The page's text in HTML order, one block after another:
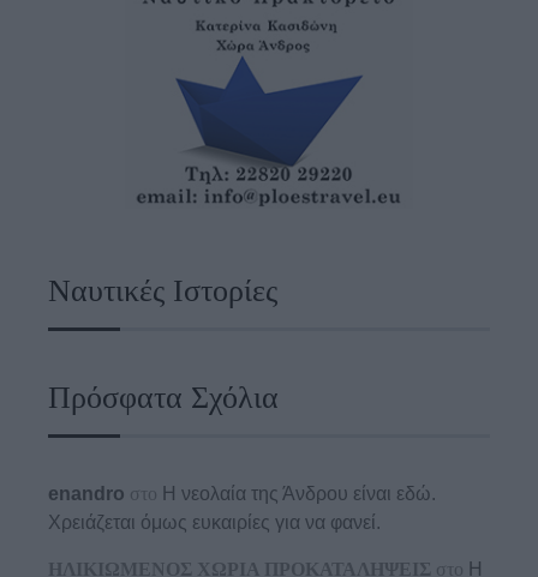
Ναυτικές Ιστορίες
Πρόσφατα Σχόλια
enandro στο Η νεολαία της Άνδρου είναι εδώ.
Χρειάζεται όμως ευκαιρίες για να φανεί.
ΗΛΙΚΙΩΜΕΝΟΣ ΧΩΡΙΑ ΠΡΟΚΑΤΑΛΗΨΕΙΣ στο Η